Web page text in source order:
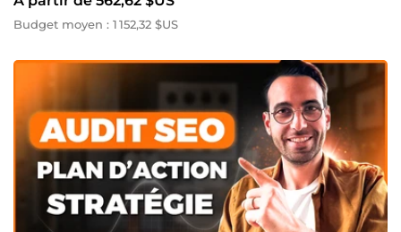
Budget moyen : 1 152,32 $US